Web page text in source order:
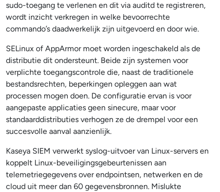
sudo-toegang te verlenen en dit via auditd te registreren,
wordt inzicht verkregen in welke bevoorrechte
commando’s daadwerkelijk zijn uitgevoerd en door wie.
SELinux of AppArmor moet worden ingeschakeld als de
distributie dit ondersteunt. Beide zijn systemen voor
verplichte toegangscontrole die, naast de traditionele
bestandsrechten, beperkingen opleggen aan wat
processen mogen doen. De configuratie ervan is voor
aangepaste applicaties geen sinecure, maar voor
standaarddistributies verhogen ze de drempel voor een
succesvolle aanval aanzienlijk.
Kaseya SIEM verwerkt syslog-uitvoer van Linux-servers en
koppelt Linux-beveiligingsgebeurtenissen aan
telemetriegegevens over endpointsen, netwerken en de
cloud uit meer dan 60 gegevensbronnen. Mislukte